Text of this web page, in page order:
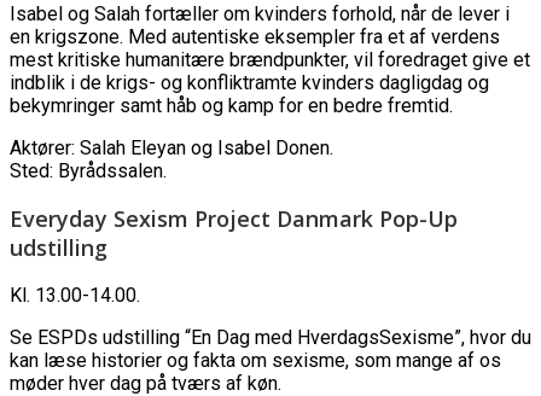
Isabel og Salah fortæller om kvinders forhold, når de lever i
en krigszone. Med autentiske eksempler fra et af verdens
mest kritiske humanitære brændpunkter, vil foredraget give et
indblik i de krigs- og konfliktramte kvinders dagligdag og
bekymringer samt håb og kamp for en bedre fremtid.
Aktører: Salah Eleyan og Isabel Donen.
Sted: Byrådssalen.
Everyday Sexism Project Danmark Pop-Up
udstilling
Kl. 13.00-14.00.
Se ESPDs udstilling “En Dag med HverdagsSexisme”, hvor du
kan læse historier og fakta om sexisme, som mange af os
møder hver dag på tværs af køn.